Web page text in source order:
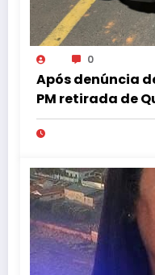
0
Após denúncia
PM retirada de